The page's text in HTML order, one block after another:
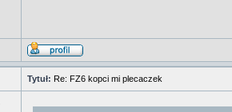
Tytuł: Re: FZ6 kopci mi plecaczek